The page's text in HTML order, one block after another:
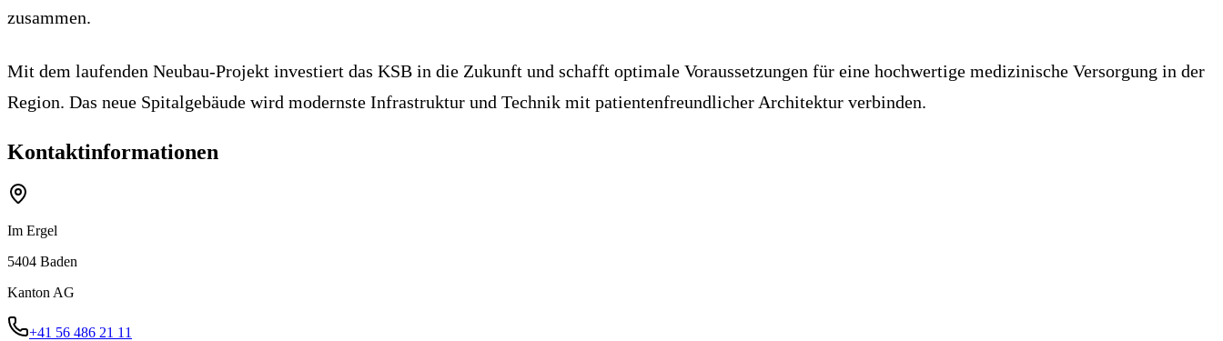
zusammen.
Mit dem laufenden Neubau-Projekt investiert das KSB in die Zukunft und schafft optimale Voraussetzungen für eine hochwertige medizinische Versorgung in der
Region. Das neue Spitalgebäude wird modernste Infrastruktur und Technik mit patientenfreundlicher Architektur verbinden.
Kontaktinformationen
Im Ergel
5404 Baden
Kanton AG
+41 56 486 21 11